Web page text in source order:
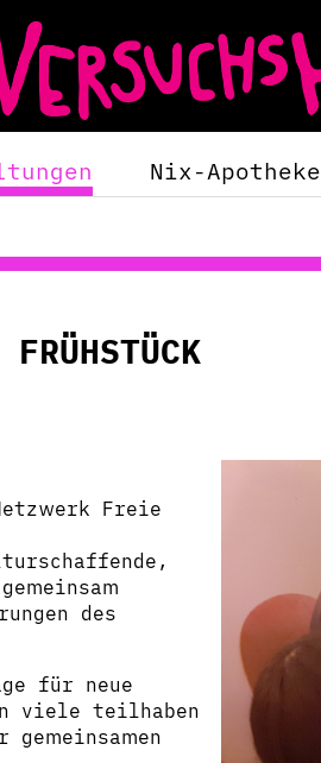
Nix-Apotheke
Freie
des
für neue
viele teilhaben